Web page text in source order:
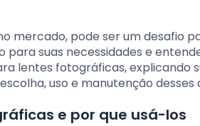
mercado, pode ser um desafio
suas necessidades e
lentes fotográficas, explicando
uso e manutenção desses
e por que usá-los